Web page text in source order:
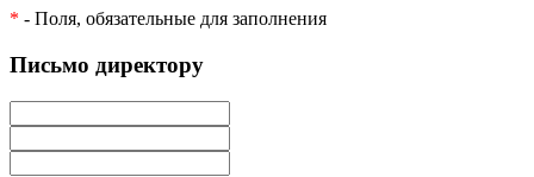
* - Поля, обязательные для заполнения
Письмо директору